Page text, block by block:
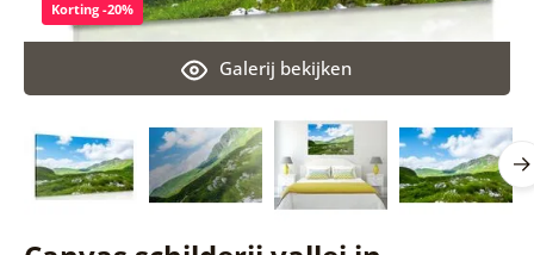
Galerij bekijken
Korting -20%